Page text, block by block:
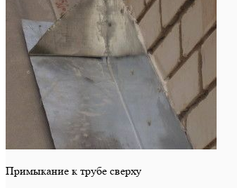
Примыкание к трубе сверху